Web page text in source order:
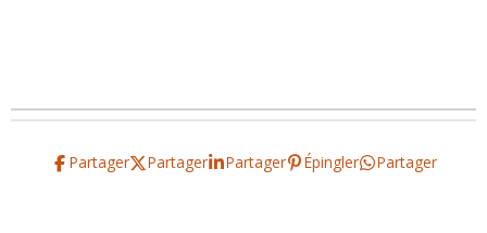
Partager Partager Partager Épingler Partager